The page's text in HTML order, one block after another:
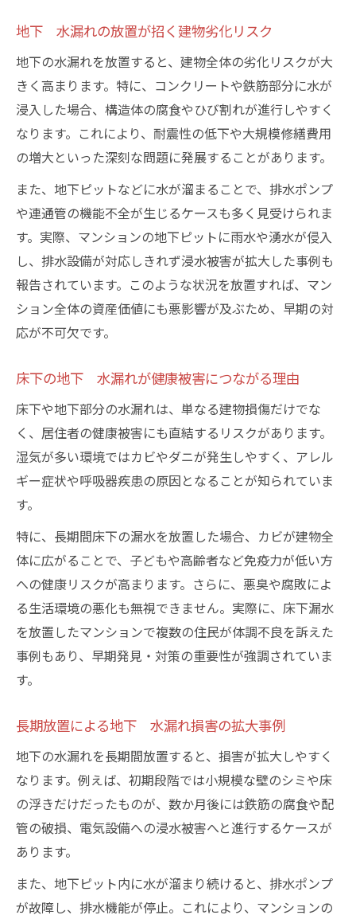
地下 水漏れの放置が招く建物劣化リスク
地下の水漏れを放置すると、建物全体の劣化リスクが大
きく高まります。特に、コンクリートや鉄筋部分に水が
浸入した場合、構造体の腐食やひび割れが進行しやすく
なります。これにより、耐震性の低下や大規模修繕費用
の増大といった深刻な問題に発展することがあります。
また、地下ピットなどに水が溜まることで、排水ポンプ
や連通管の機能不全が生じるケースも多く見受けられま
す。実際、マンションの地下ピットに雨水や湧水が侵入
し、排水設備が対応しきれず浸水被害が拡大した事例も
報告されています。このような状況を放置すれば、マン
ション全体の資産価値にも悪影響が及ぶため、早期の対
応が不可欠です。
床下の地下 水漏れが健康被害につながる理由
床下や地下部分の水漏れは、単なる建物損傷だけでな
く、居住者の健康被害にも直結するリスクがあります。
湿気が多い環境ではカビやダニが発生しやすく、アレル
ギー症状や呼吸器疾患の原因となることが知られていま
す。
特に、長期間床下の漏水を放置した場合、カビが建物全
体に広がることで、子どもや高齢者など免疫力が低い方
への健康リスクが高まります。さらに、悪臭や腐敗によ
る生活環境の悪化も無視できません。実際に、床下漏水
を放置したマンションで複数の住民が体調不良を訴えた
事例もあり、早期発見・対策の重要性が強調されていま
す。
長期放置による地下 水漏れ損害の拡大事例
地下の水漏れを長期間放置すると、損害が拡大しやすく
なります。例えば、初期段階では小規模な壁のシミや床
の浮きだけだったものが、数か月後には鉄筋の腐食や配
管の破損、電気設備への浸水被害へと進行するケースが
あります。
また、地下ピット内に水が溜まり続けると、排水ポンプ
が故障し、排水機能が停止。これにより、マンションの